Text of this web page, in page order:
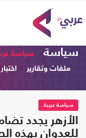
سياسة سياسة
ملفات وتقارير
اختبار
سياسة عربية
الأزهر يجدد
للعدوان بهذه